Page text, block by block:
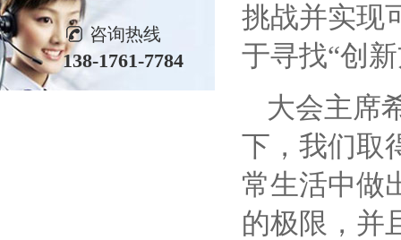
咨询热线
138-1761-7784
挑战并实现
于寻找“创
大会主席
下，我们取
常生活中做
的极限，并